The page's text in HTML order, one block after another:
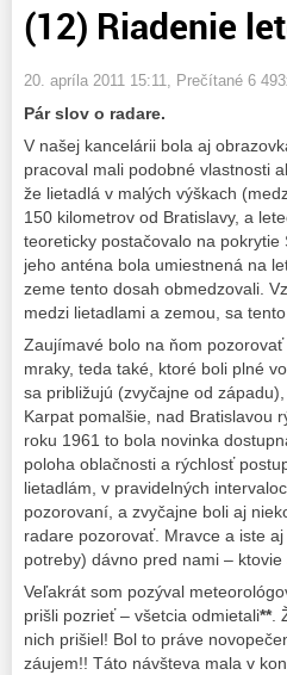
(12) Riadenie
20. apríla 2011 15:11 , Prečítané 6
Pár slov o radare.
V našej kancelárii bola aj
pracoval mali podobné vlastnosti
že lietadlá v malých výškach
150 kilometrov od Bratislavy, a
teoreticky postačovalo na
jeho anténa bola umiestnená na
zeme tento dosah obmedzovali.
medzi lietadlami a zemou, sa
Zaujímavé bolo na ňom
mraky, teda také, ktoré boli plné
sa približujú (zvyčajne od
Karpat pomalšie, nad Bratislavou
roku 1961 to bola novinka
poloha oblačnosti a rýchlosť
lietadlám, v pravidelných
pozorovaní, a zvyčajne boli aj
radare pozorovať. Mravce a iste
potreby) dávno pred nami – ktovie
Veľakrát som pozýval
prišli pozrieť – všetcia odmietali**.
nich prišiel! Bol to práve
záujem!! Táto návšteva mala v